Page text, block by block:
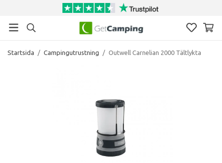
Startsida / Campingutrustning / Outwell Carnelian 2000 Tältlykta